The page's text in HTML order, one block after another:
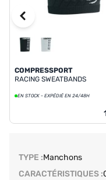
COMPRESSPORT
RACING SWEATBANDS
EN STOCK - EXPÉDIÉ EN 24/48H
TYPE :Manchons
CARACTÉRISTIQUES :